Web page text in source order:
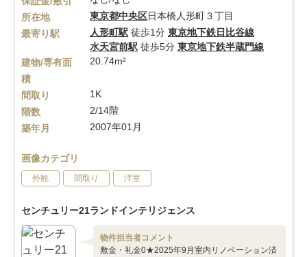
所在地
東京都中央区日本橋人形町３丁目
最寄り駅
人形町駅 徒歩1分 東京地下鉄日比谷線
水天宮前駅 徒歩5分 東京地下鉄半蔵門線
建物/専有面
積
20.74m²
間取り
1K
階数
2/14階
築年月
2007年01月
画像カテゴリ
外観 間取り 洋室
センチュリー21ランドインテリジェンス
物件担当者コメント
敷金・礼金0★2025年9月室内リノベーション済